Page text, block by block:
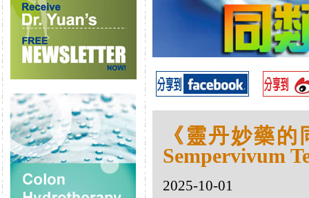
《靈丹妙藥
Sempervivum
2025-10-01